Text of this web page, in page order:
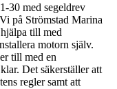
30 med segeldrev
på Strömstad Marina
till med
motorn själv.
till med en
Det säkerställer att
regler samt att